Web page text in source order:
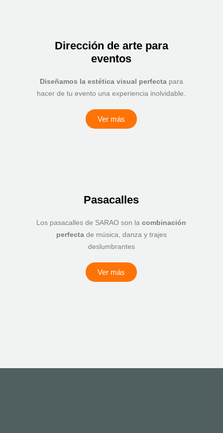
Dirección de arte para
eventos
Diseñamos la estética visual perfectapara
hacer de tu evento una experiencia inolvidable.
Ver más
Pasacalles
Los pasacalles de SARAO son lacombinación
perfectade música, danza y trajes
deslumbrantes
Ver más